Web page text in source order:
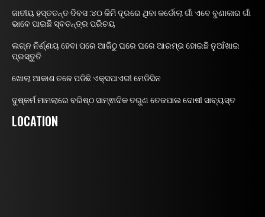
ଜାତୀୟ ହସ୍ତତନ୍ତ ଦିବସ :୪୦ କିମି ଦୂରରେ ଥିବା କର୍ଡୋଲା ଗାଁ ଏବେ ବୁଣାକାର ଗାଁ
ଭାବେ ପାଇଛି ସ୍ବତନ୍ତ୍ର ପରିଚୟ
ଲଗ୍ନ ନିର୍ଣ୍ଣୟ ହେବା ପରେ ଆଜିଠୁ ଘରେ ଘରେ ଆରମ୍ଭ ହୋଇଛି ନୁଆଁଖାଇ
ପ୍ରସ୍ତୁତି
ଖୋଲା ଆକାଶ ତଳେ ପଡିଛି ଏକ୍ସପାଏରୀ ମେଡିସିନ
ଦୁଷ୍କର୍ମ ମାମଲାରେ ବରିଷ୍ଠ ସାମ୍ଵାଦିକ ତରୁଣ ତେଜପାଲ ଦୋଷୀ ସାବ୍ୟସ୍ତ
LOCATION